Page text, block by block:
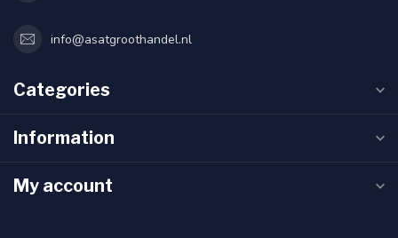
info@asatgroothandel.nl
Categories
Information
My account